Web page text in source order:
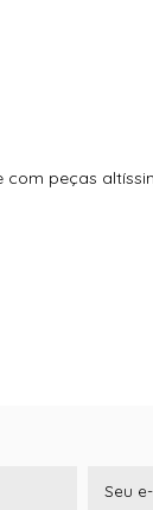
com peças